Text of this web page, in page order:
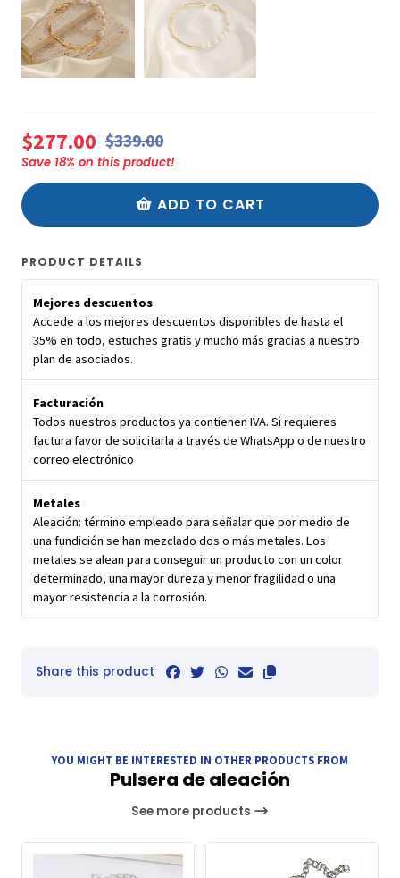
$277.00 $339.00
Save 18% on this product!
ADD TO CART
PRODUCT DETAILS
Mejores descuentos
Accede a los mejores descuentos disponibles de hasta el
35% en todo, estuches gratis y mucho más gracias a nuestro
plan de asociados.
Facturación
Todos nuestros productos ya contienen IVA. Si requieres
factura favor de solicitarla a través de WhatsApp o de nuestro
correo electrónico
Metales
Aleación: término empleado para señalar que por medio de
una fundición se han mezclado dos o más metales. Los
metales se alean para conseguir un producto con un color
determinado, una mayor dureza y menor fragilidad o una
mayor resistencia a la corrosión.
Share this product
YOU MIGHT BE INTERESTED IN OTHER PRODUCTS FROM
Pulsera de aleación
See more products